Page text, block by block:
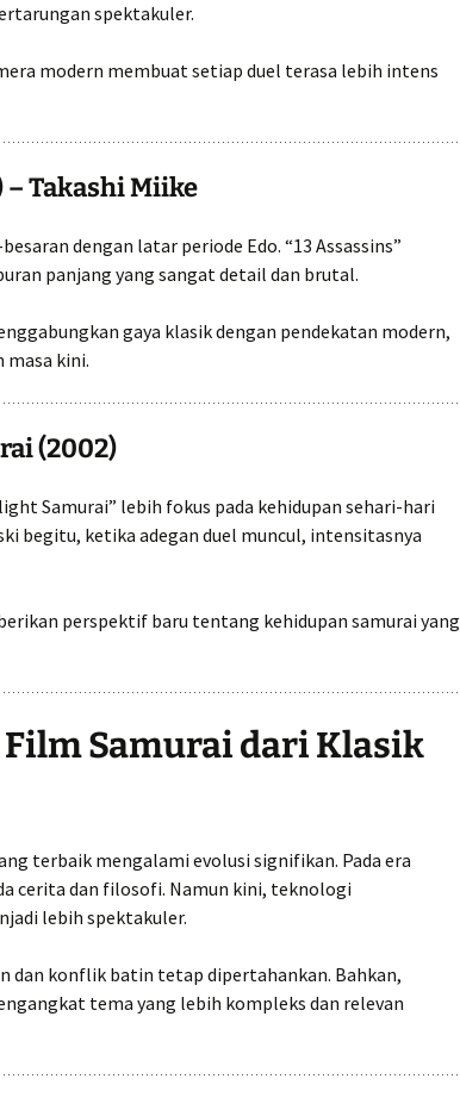
spektakuler.
modern membuat setiap duel terasa lebih intens
– Takashi Miike
dengan latar periode Edo. “13 Assassins”
panjang yang sangat detail dan brutal.
gaya klasik dengan pendekatan modern,
kini.
(2002)
Samurai” lebih fokus pada kehidupan sehari-hari
begitu, ketika adegan duel muncul, intensitasnya
perspektif baru tentang kehidupan samurai yang
Samurai dari Klasik
terbaik mengalami evolusi signifikan. Pada era
cerita dan filosofi. Namun kini, teknologi
lebih spektakuler.
dan konflik batin tetap dipertahankan. Bahkan,
tema yang lebih kompleks dan relevan